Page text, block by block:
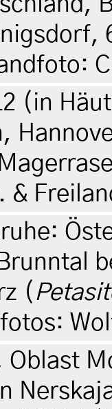
(in
&
(
Oblast